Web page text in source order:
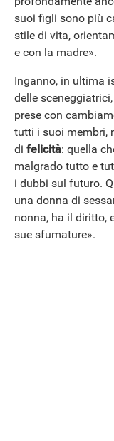
suoi figli sono più
stile di vita,
e con la madre».
Inganno, in ultima
delle
prese con
tutti i suoi membri,
di felicità: quella
malgrado tutto e
i dubbi sul futuro.
una donna di
nonna, ha il diritto,
sue sfumature».